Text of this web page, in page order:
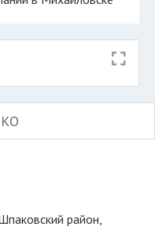
район,